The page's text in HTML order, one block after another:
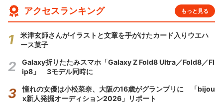
アクセスランキング もっと見る
米津玄師さんがイラストと文章を手がけたカード入りウエハ
ース菓子
Galaxy折りたたみスマホ「Galaxy Z Fold8 Ultra／Fold8／Fl
ip8」 3モデル同時に
憧れの女優は小松菜奈、大阪の16歳がグランプリに 「bijou
x新人発掘オーディション2026」リポート